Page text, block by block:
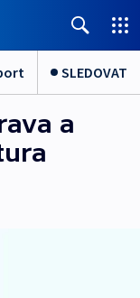
SLEDOVAT
a